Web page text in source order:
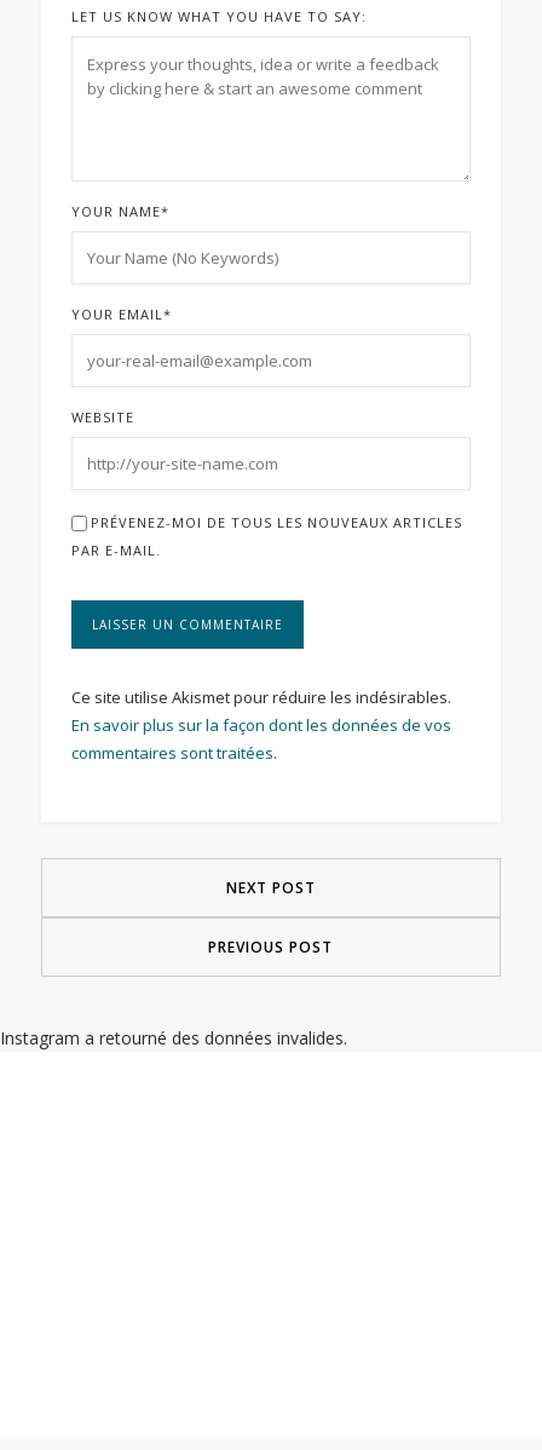
LET US KNOW WHAT YOU HAVE TO SAY:
YOUR NAME*
YOUR EMAIL*
WEBSITE
PRÉVENEZ-MOI DE TOUS LES NOUVEAUX ARTICLES
PAR E-MAIL.
Ce site utilise Akismet pour réduire les indésirables.
En savoir plus sur la façon dont les données de vos
commentaires sont traitées.
NEXT POST
PREVIOUS POST
Instagram a retourné des données invalides.